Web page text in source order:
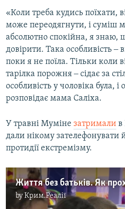
«Коли треба кудись поїхати,
може переодягнути, і суміш
абсолютно спокійна, я
довірити. Така особливість ‒
поки я не поїла. Тільки коли
тарілка порожня ‒ сідає за
особливість у чоловіка була,
розповідає мама Саліха.
У травні Муміне затримали в
дали нікому зателефонувати
протидії екстремізму.
byКрим.Реалії